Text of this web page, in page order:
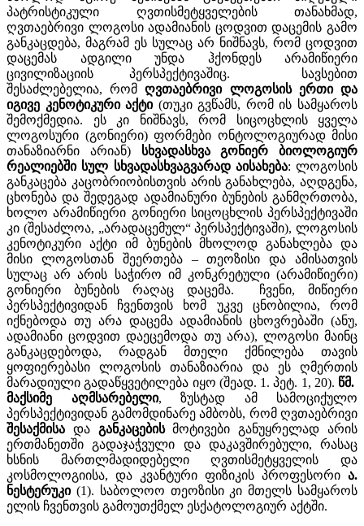
პატრისტიკული ღვთისმეტყველების თანახმად,
ღვთაებრივი ლოგოსი ადამიანის ცოდვით დაცემის გამო
განკაცდება, მაგრამ ეს სულაც არ ნიშნავს, რომ ცოდვით
დაცემას ადგილი უნდა ჰქონდეს არამიწიერი
ცივილიზაციის პერსპექტივაშიც. სავსებით
შესაძლებელია, რომღვთაებრივი ლოგოსის ერთი და
იგივე კენოტიკური აქტი(თუკი გვწამს, რომ ის სამყაროს
შემოქმედია. ეს კი ნიშნავს, რომ სიცოცხლის ყველა
ლოგოსური (გონიერი) ფორმები ონტოლოგიურად მისი
თანაზიარნი არიან) სხვადასხვა გონიერ
ბიოლოგიურ
რეალიებში სულ სხვადასხვაგვარად აისახება: ლოგოსის
განკაცება კაცობრიობისთვის არის განახლება, აღდგენა,
ცხონება და შედეგად ადამიანური ბუნების განმღრთობა,
ხოლო არამიწიერი გონიერი სიცოცხლის პერსპექტივაში
კი (შესაძლოა, „არადაცემულ“ პერსპექტივაში), ლოგოსის
კენოტიკური აქტი იმ ბუნების მხოლოდ განახლება და
მისი ლოგოსთან შეერთება – თეოზისი და ამისათვის
სულაც არ არის საჭირო იმ კონკრეტული (არამიწიერი)
გონიერი ბუნების რაღაც დაცემა. ჩვენი, მიწიერი
პერსპექტივიდან ჩვენთვის ხომ უკვე ცნობილია, რომ
იქნებოდა თუ არა დაცემა ადამიანის ცხოვრებაში (ანუ,
ადამიანი ცოდვით დაეცემოდა თუ არა), ლოგოსი მაინც
განკაცდებოდა, რადგან მთელი ქმნილება თავის
ყოფიერებასი ლოგოსის თანაზიარია და ეს ღმერთის
მარადიული გადაწყვეტილება იყო (შეად. 1. პეტ. 1, 20). წმ.
მაქსიმე
აღმსარებელი, ზუსტად ამ სამოციქულო
პერსპექტივიდან გამომდინარე ამბობს, რომ ღვთაებრივი
შესაქმისა და განკაცებისმოტივები განუყრელად არის
ერთმანეთში გადაჯაჭვული და დაკავშირებული, რასაც
ხსნის მართლმადიდებელი ღვთისმეტყველის და
კოსმოლოგიისა, და კვანტური ფიზიკის პროფესორი ა.
ნესტერუკი(1). საბოლოო თეოზისი კი მთელს სამყაროს
ელის ჩვენთვის გამოუთქმელ ესქატოლოგიურ აქტში.